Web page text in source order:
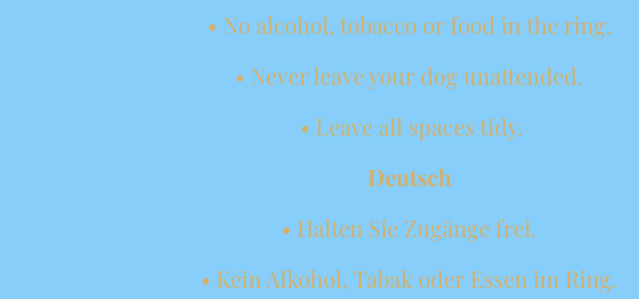
• No alcohol, tobacco or food in the ring.
• Never leave your dog unattended.
• Leave all spaces tidy.
Deutsch
• Halten Sie Zugänge frei.
• Kein Alkohol, Tabak oder Essen im Ring.